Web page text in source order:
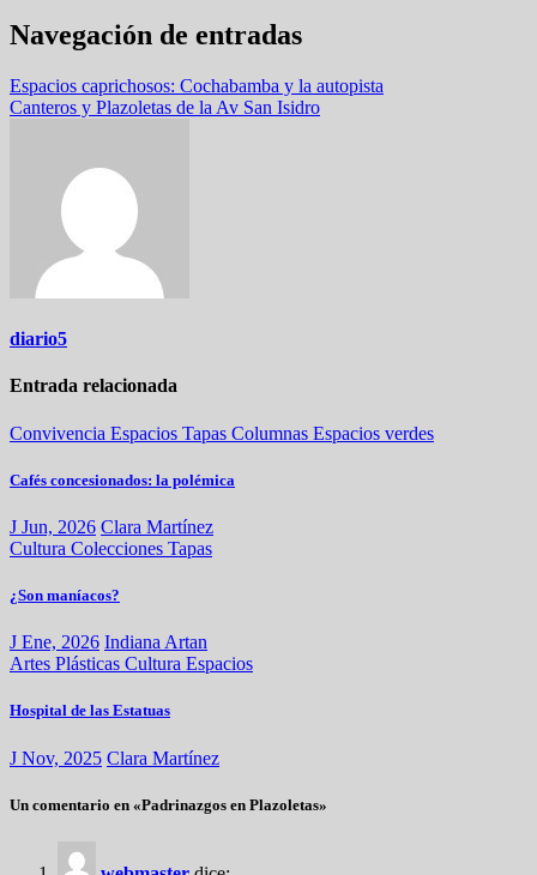
Navegación de entradas
Espacios caprichosos: Cochabamba y la autopista
Canteros y Plazoletas de la Av San Isidro
diario5
Entrada relacionada
Convivencia Espacios Tapas Columnas Espacios verdes
Cafés concesionados: la polémica
J Jun, 2026 Clara Martínez
Cultura Colecciones Tapas
¿Son maníacos?
J Ene, 2026 Indiana Artan
Artes Plásticas Cultura Espacios
Hospital de las Estatuas
J Nov, 2025 Clara Martínez
Un comentario en «Padrinazgos en Plazoletas»